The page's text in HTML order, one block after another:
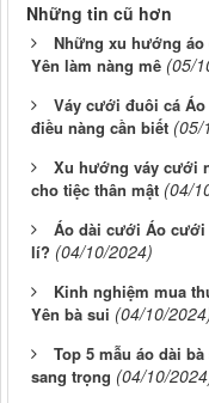
Những tin cũ hơn
Những xu hướng áo
Yên làm nàng mê (05/
Váy cưới đuôi cá
điều nàng cần biết (05/
Xu hướng váy cưới
cho tiệc thân mật (04/
Áo dài cưới Áo cưới
lí? (04/10/2024)
Kinh nghiệm mua
Yên bà sui (04/10/
Top 5 mẫu áo dài
sang trọng (04/10/